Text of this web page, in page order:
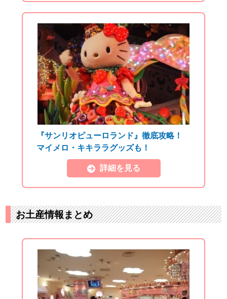
『サンリオピューロランド』徹底攻略！
マイメロ・キキララグッズも！
詳細を見る
お土産情報まとめ